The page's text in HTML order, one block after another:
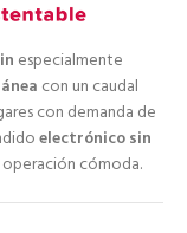
especialmente
con un caudal
con demanda de
electrónico sin
cómoda.